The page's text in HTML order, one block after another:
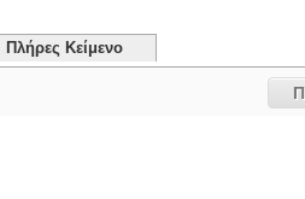
Πλήρες Κείμενο